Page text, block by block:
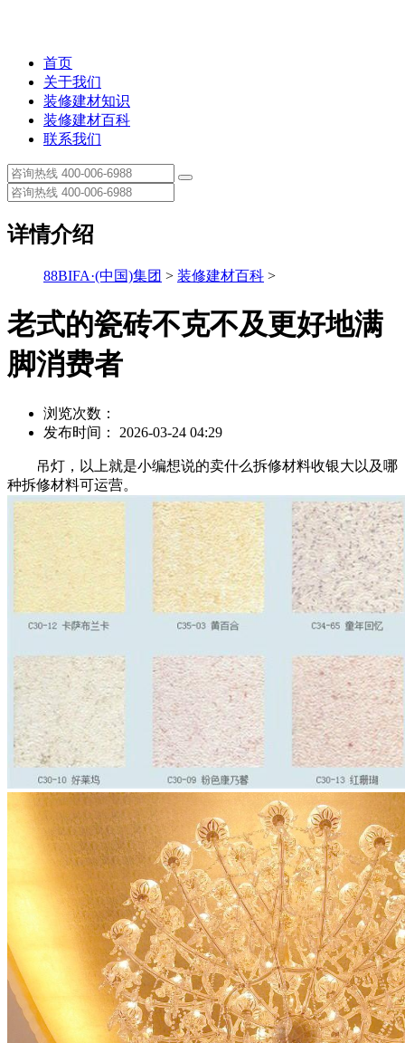
首页
关于我们
装修建材知识
装修建材百科
联系我们
详情介绍
88BIFA·(中国)集团 > 装修建材百科 >
老式的瓷砖不克不及更好地满
脚消费者
浏览次数：
发布时间： 2026-03-24 04:29
吊灯，以上就是小编想说的卖什么拆修材料收银大以及哪
种拆修材料可运营。